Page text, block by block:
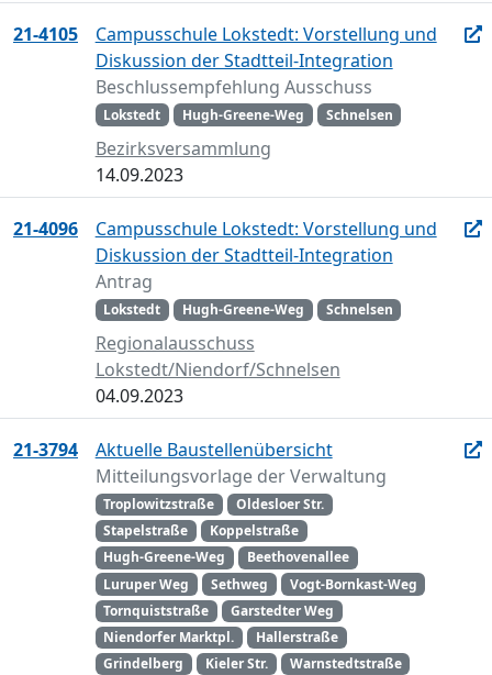
21-4105
Campusschule Lokstedt: Vorstellung und
Diskussion der Stadtteil-Integration
Beschlussempfehlung Ausschuss
Lokstedt Hugh-Greene-Weg Schnelsen
Bezirksversammlung
14.09.2023
21-4096
Campusschule Lokstedt: Vorstellung und
Diskussion der Stadtteil-Integration
Antrag
Lokstedt Hugh-Greene-Weg Schnelsen
Regionalausschuss
Lokstedt/Niendorf/Schnelsen
04.09.2023
21-3794
Aktuelle Baustellenübersicht
Mitteilungsvorlage der Verwaltung
Troplowitzstraße
Oldesloer Str.
Stapelstraße
Koppelstraße
Hugh-Greene-Weg
Beethovenallee
Luruper Weg
Sethweg
Vogt-Bornkast-Weg
Tornquiststraße
Garstedter Weg
Niendorfer Marktpl.
Hallerstraße
Grindelberg
Kieler Str.
Warnstedtstraße